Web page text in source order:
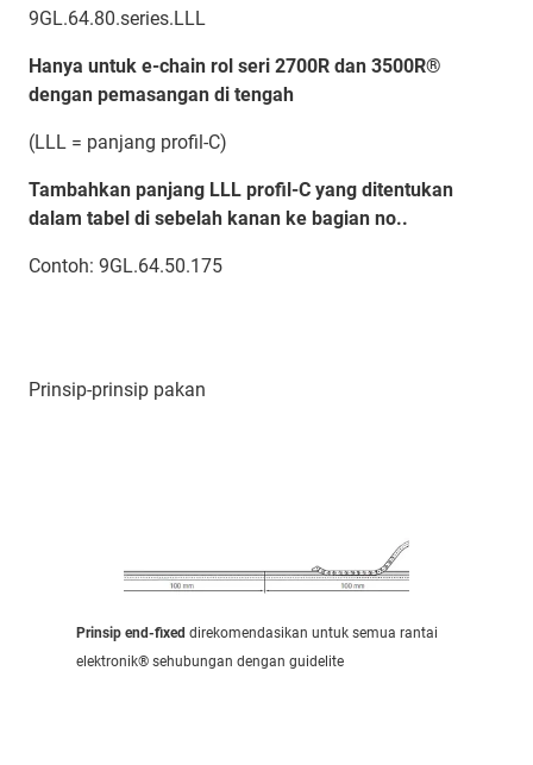
9GL.64.80.series.LLL
Hanya untuk e-chain rol seri 2700R dan 3500R®
dengan pemasangan di tengah
(LLL = panjang profil-C)
Tambahkan panjang LLL profil-C yang ditentukan
dalam tabel di sebelah kanan ke bagian no..
Contoh: 9GL.64.50.175
Prinsip-prinsip pakan
Prinsip end-fixed direkomendasikan untuk semua rantai
elektronik® sehubungan dengan guidelite